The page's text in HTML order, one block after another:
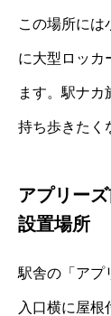
この場所には
に大型ロッカ
ます。駅ナカ
持ち歩きたく
アプリー
設置場所
駅舎の「アプ
入口横に屋根